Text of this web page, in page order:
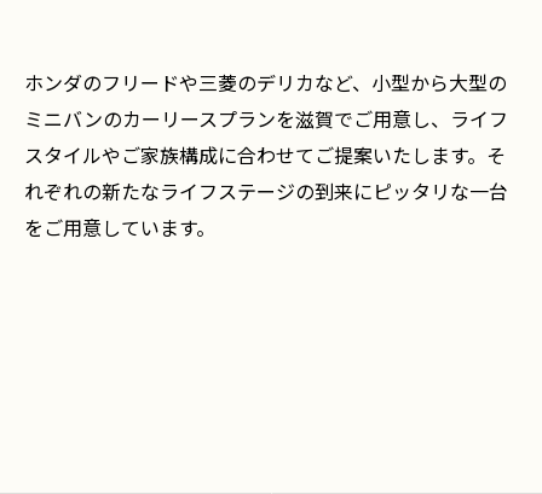
ホンダのフリードや三菱のデリカなど、小型から大型の
ミニバンのカーリースプランを滋賀でご用意し、ライフ
スタイルやご家族構成に合わせてご提案いたします。そ
れぞれの新たなライフステージの到来にピッタリな一台
をご用意しています。